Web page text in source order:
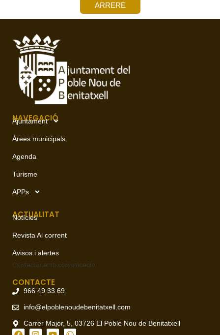
ARRERE
NAVEGACIÓ
Ajuntament
Àrees municipals
Agenda
Turisme
APPs
ACTUALITAT
Notícies
Revista Al corrent
Avisos i alertes
Contactar amb comunicació
CONTACTE
966 49 33 69
info@elpoblenoudebenitatxell.com
Carrer Major, 5, 03726 El Poble Nou de Benitatxell